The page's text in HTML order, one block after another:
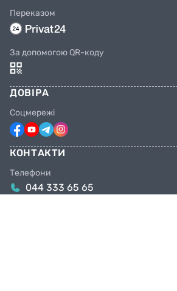
Переказом
За допомогою QR-коду
ДОВІРА
Соцмережі
КОНТАКТИ
Телефони
044 333 65 65